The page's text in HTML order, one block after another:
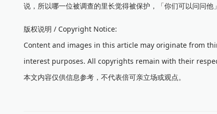
说，所以哪一位被调查的里长觉得被保护，「你们可以问问他
版权说明 / Copyright Notice:
Content and images in this article may originate from
interest purposes. All copyrights remain with their
本文内容仅供信息参考，不代表倍可亲立场或观点。